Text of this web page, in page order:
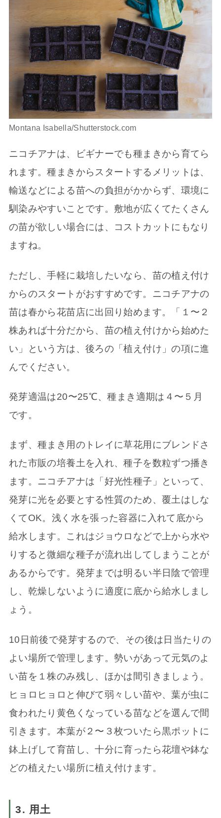
Montana Isabella/Shutterstock.com
ニコチアナは、ビギナーでも種まきから育てら
れます。種まきからスタートするメリットは、
輸送などによる苗への負担がかからず、環境に
馴染みやすいことです。敷地が広くてたくさん
の苗が欲しい場合には、コストカットにもなり
ますね。
ただし、手軽に栽培したいなら、苗の植え付け
からのスタートがおすすめです。ニコチアナの
苗は春から花苗店に出回り始めます。「１〜２
株あれば十分だから、苗の植え付けから始めた
い」という方は、後ろの「植え付け」の項に進
んでください。
発芽適温は20〜25℃、種まき適期は４〜５月
です。
まず、種まき用のトレイに草花用にブレンドさ
れた市販の培養土を入れ、種子を数粒ずつ播き
ます。ニコチアナは「好光性種子」といって、
発芽に光を必要とする性質のため、覆土はしな
くてOK。浅く水を張った容器に入れて底から
給水します。これはジョウロなどで上から水や
りすると微細な種子が流れ出してしまうことが
あるからです。発芽までは明るい半日陰で管理
し、乾燥しないように適度に底から給水しまし
ょう。
10日前後で発芽するので、その後は日当たりの
よい場所で管理します。勢いがあって元気のよ
い苗を１株のみ残し、ほかは間引きましょう。
ヒョロヒョロと伸びて弱々しい苗や、葉が虫に
食われたり黄色くなっている苗などを選んで間
引きます。本葉が２〜３枚ついたら黒ポットに
鉢上げして育苗し、十分に育ったら花壇や鉢な
どの植えたい場所に植え付けます。
3. 用土